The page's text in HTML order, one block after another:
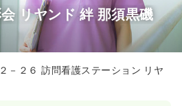
い
詳細を見る
リヤンド 絆 那須黒磯
－２６ 訪問看護ステーション リヤ